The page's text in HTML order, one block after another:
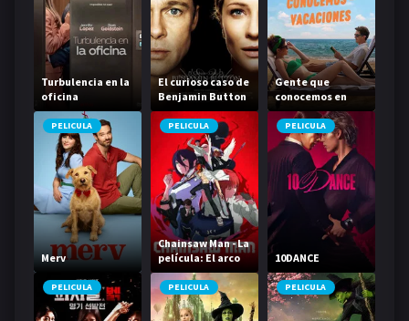
Turbulencia en la
oficina
El curioso caso de
Benjamin Button
Gente que
conocemos en
vacaciones
PELICULA
Merv
PELICULA
Chainsaw Man - La
película: El arco
de Reze
PELICULA
10DANCE
PELICULA PELICULA PELICULA